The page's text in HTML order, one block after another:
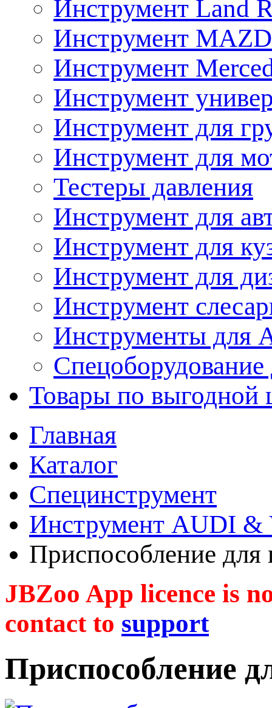
Инструмент Land
Инструмент
Инструмент
Инструмент
Инструмент для
Инструмент для
Тестеры давления
Инструмент для
Инструмент для
Инструмент для
Инструмент
Инструменты
Спецоборудование
Товары по выгодной
Главная
Каталог
Специнструмент
Инструмент AUDI &
Приспособление для
JBZoo App licence is
contact to support
Приспособление